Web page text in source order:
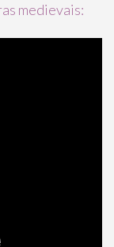
medievais: